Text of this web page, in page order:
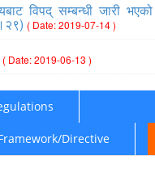
विपद् सम्बन्धी जारी भएको
( Date: 2019-07-14 )
( Date: 2019-06-13 )
Directive